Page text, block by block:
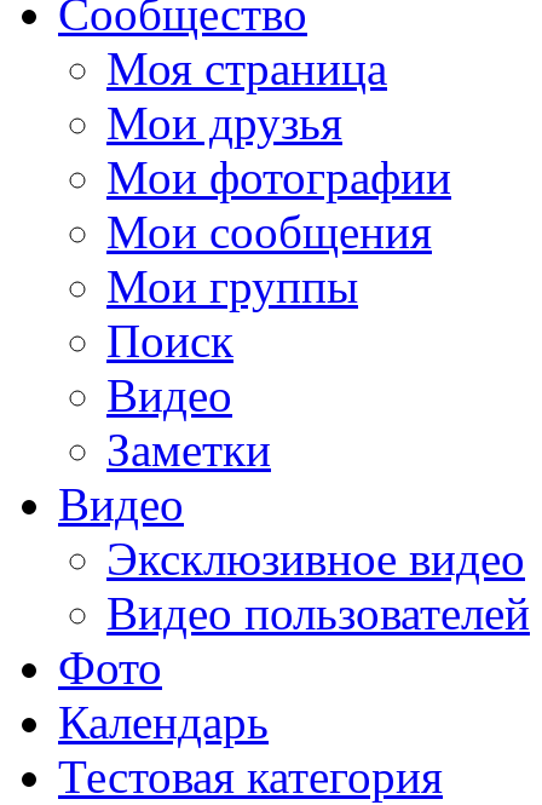
Сообщество
Моя страница
Мои друзья
Мои фотографии
Мои сообщения
Мои группы
Поиск
Видео
Заметки
Видео
Эксклюзивное видео
Видео пользователей
Фото
Календарь
Тестовая категория